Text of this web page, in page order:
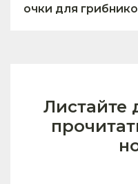
очки для
Листайте